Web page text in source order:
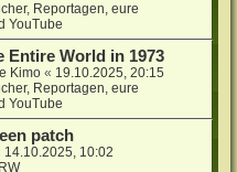
Reportagen, eure
YouTube
Entire World in 1973
Kimo « 19.10.2025, 20:15
Reportagen, eure
YouTube
patch
14.10.2025, 10:02